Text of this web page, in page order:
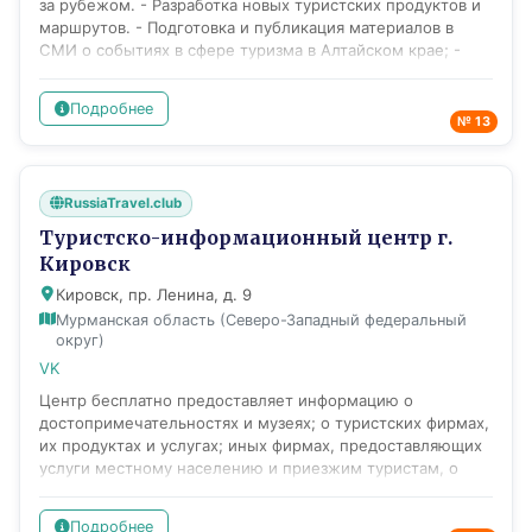
содействие развитию сферы туризма на Южном Урале.
за рубежом. - Разработка новых туристских продуктов и
маршрутов. - Подготовка и публикация материалов в
СМИ о событиях в сфере туризма в Алтайском крае; -
и мониторинг баз данных (туристских ресурсов, средств
размещения, объектов питания и т.д.); - Проведение
Планы и перспективы развития: - Разработка и
изготовление буклетов, карт и другой справочной
информации об Алтайском крае.
Подробнее
№ 13
RussiaTravel.club
Туристско-информационный центр г.
Кировск
Кировск, пр. Ленина, д. 9
Мурманская область (Северо-Западный федеральный
округ)
VK
Центр бесплатно предоставляет информацию о
достопримечательностях и музеях; о туристских фирмах,
их продуктах и услугах; иных фирмах, предоставляющих
услуги местному населению и приезжим туристам, о
·средствах досуга и отдыха; событийных мероприятиях
Подробнее